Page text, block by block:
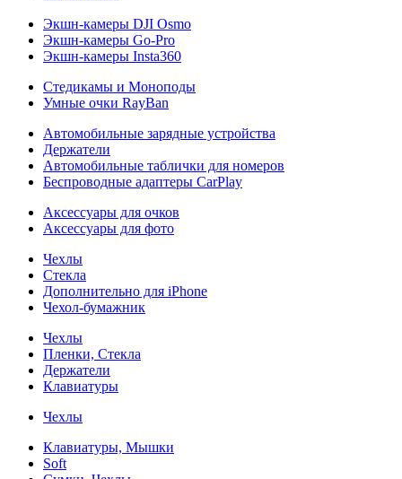
Экшн-камеры DJI Osmo
Экшн-камеры Go-Pro
Экшн-камеры Insta360
Стедикамы и Моноподы
Умные очки RayBan
Автомобильные зарядные устройства
Держатели
Автомобильные таблички для номеров
Беспроводные адаптеры CarPlay
Аксессуары для очков
Аксессуары для фото
Чехлы
Стекла
Дополнительно для iPhone
Чехол-бумажник
Чехлы
Пленки, Стекла
Держатели
Клавиатуры
Чехлы
Клавиатуры, Мышки
Soft